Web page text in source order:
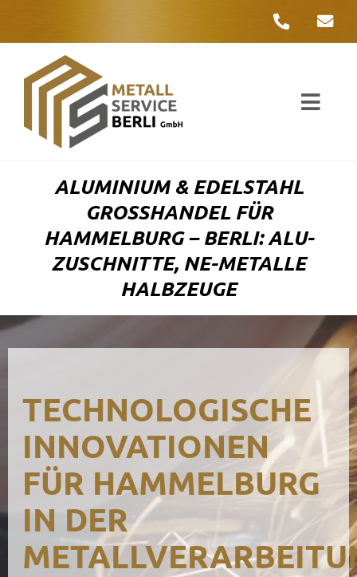
ALUMINIUM & EDELSTAHL
GROSSHANDEL FÜR H
AMMELBURG – BERLI: ALU-Z
USCHNITTE, NE-METALLE H
ALBZEUGE
TECHNOLOGISCHE
INNOVATIONEN
FÜR HAMMELBURG
IN DER